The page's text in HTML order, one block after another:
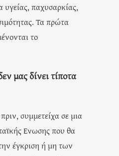
υγείας, παχυσαρκίας,
Τα πρώτα
το
μας δίνει τίποτα
συμμετείχα σε μια
Ενωσης που θα
έγκριση ή μη των